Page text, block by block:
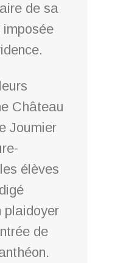
de sa
imposée
Château
Joumier
élèves
plaidoyer
de